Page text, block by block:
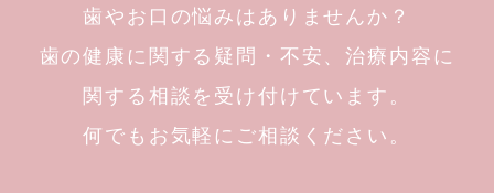
歯やお口の悩みはありませんか？
歯の健康に関する疑問・不安、治療内容に
関する相談を受け付けています。
何でもお気軽にご相談ください。